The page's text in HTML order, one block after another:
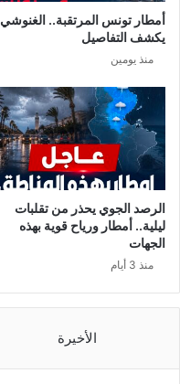
ة
م
و
ل
ن
ن
ا
ء
ت
س
ا
ل
ن
ض
ة
ا
ل
ف
ل
ا
ل
ص
ه
أمطار تونس المرتقبة.. الغنوشي
يكشف التفاصيل
منذ يومين
الرصد الجوي يحذر من تقلبات
ليلية.. أمطار ورياح قوية بهذه
الجهات
منذ 3 أيام
الأخيرة